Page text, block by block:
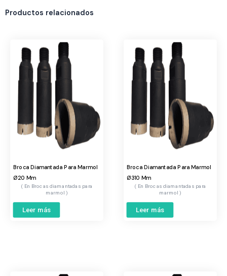
Productos relacionados
Broca Diamantada Para Marmol
Ø20 Mm
Brocas diamantadas para
marmol
Leer más
Broca Diamantada Para Marmol
Ø310 Mm
Brocas diamantadas para
marmol
Leer más